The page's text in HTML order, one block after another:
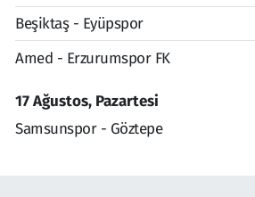
Beşiktaş - Eyüpspor
Amed - Erzurumspor FK
17 Ağustos, Pazartesi
Samsunspor - Göztepe